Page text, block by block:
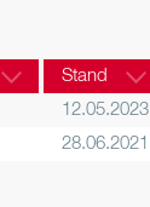
Stand
12.05.2023
28.06.2021